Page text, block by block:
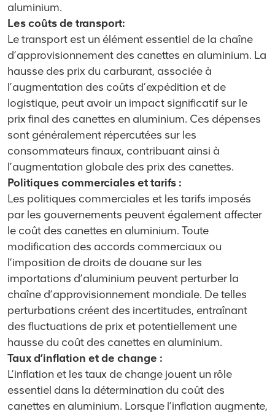
aluminium.
Les coûts de transport:
Le transport est un élément essentiel de la chaîne
d’approvisionnement des canettes en aluminium. La
hausse des prix du carburant, associée à
l’augmentation des coûts d’expédition et de
logistique, peut avoir un impact significatif sur le
prix final des canettes en aluminium. Ces dépenses
sont généralement répercutées sur les
consommateurs finaux, contribuant ainsi à
l’augmentation globale des prix des canettes.
Politiques commerciales et tarifs :
Les politiques commerciales et les tarifs imposés
par les gouvernements peuvent également affecter
le coût des canettes en aluminium. Toute
modification des accords commerciaux ou
l’imposition de droits de douane sur les
importations d’aluminium peuvent perturber la
chaîne d’approvisionnement mondiale. De telles
perturbations créent des incertitudes, entraînant
des fluctuations de prix et potentiellement une
hausse du coût des canettes en aluminium.
Taux d’inflation et de change :
L’inflation et les taux de change jouent un rôle
essentiel dans la détermination du coût des
canettes en aluminium. Lorsque l’inflation augmente,